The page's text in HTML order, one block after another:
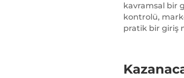
kavramsal bir
kontrolü,
pratik bir giriş